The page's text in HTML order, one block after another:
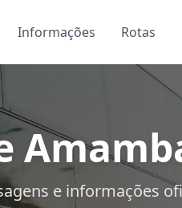
Informações Rotas
e informações